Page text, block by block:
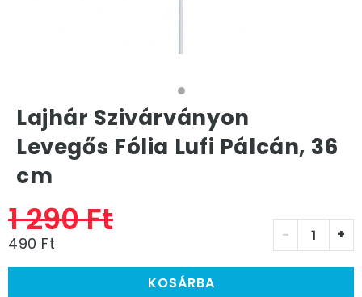
Lajhár Szivárványon
Levegős Fólia Lufi Pálcán, 36
cm
1 290 Ft
490 Ft - +
KOSÁRBA